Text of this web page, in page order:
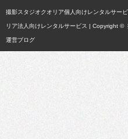
撮影スタジオクオリア個人向けレンタルサービ
リア法人向けレンタルサービス | Copyright ©
運営ブログ